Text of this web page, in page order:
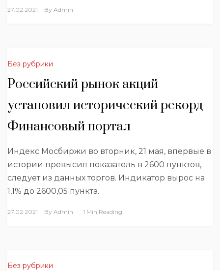
27.02.2021 By Admin
Без рубрики
Российский рынок акций
установил исторический рекорд |
Финансовый портал
Индекс Мосбиржи во вторник, 21 мая, впервые в
истории превысил показатель в 2600 пунктов,
следует из данных торгов. Индикатор вырос на
1,1% до 2600,05 пункта.
27.02.2021 By Admin 1 Min Reading
Без рубрики